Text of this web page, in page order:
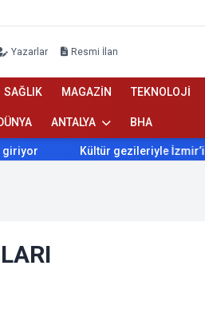
Yazarlar Resmi İlan
SAĞLIK MAGAZİN TEKNOLOJİ
ANTALYA BHA
Kültür gezileriyle İzmir’i keşfettiler